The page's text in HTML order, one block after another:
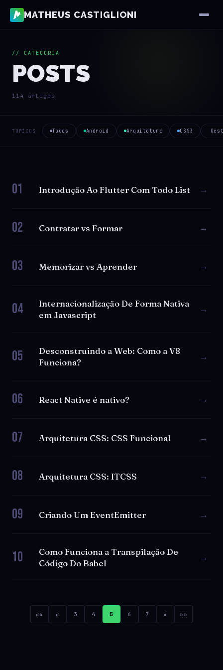
MATHEUS CASTIGLIONI
// CATEGORIA
POSTS
114 artigos
TÓPICOS Todos Android Arquitetura CSS3
01 Introdução Ao Flutter Com Todo List →
02 Contratar vs Formar →
03 Memorizar vs Aprender →
04
Internacionalização De Forma Nativa
em Javascript
→
05
Desconstruindo a Web: Como a V8
Funciona?
→
06 React Native é nativo? →
07 Arquitetura CSS: CSS Funcional →
08 Arquitetura CSS: ITCSS →
09 Criando Um EventEmitter →
10
Como Funciona a Transpilação De
Código Do Babel
→
«« « 3 4 5 6 7 » »»